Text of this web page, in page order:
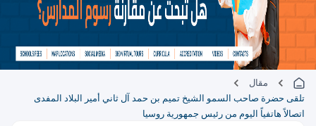
مقال
تلقى حضرة صاحب السمو الشيخ تميم بن حمد آل ثاني أمير البلاد المفدى
اتصالاً هاتفياً اليوم من رئيس جمهورية روسيا